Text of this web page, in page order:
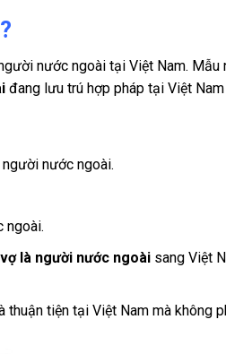
nước ngoài tại Việt Nam. Mẫu
đang lưu trú hợp pháp tại Việt Nam
nước ngoài.
ngoài.
là người nước ngoài sang Việt
thuận tiện tại Việt Nam mà không